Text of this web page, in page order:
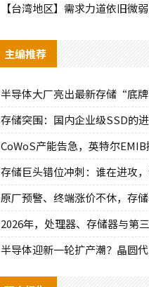
主编推荐
半导体大厂亮出最新存储“底
存储突围：国内企业级SSD的
CoWoS产能告急，英特尔
存储巨头错位冲刺：谁在进攻，
2026年，处理器、存储器与第